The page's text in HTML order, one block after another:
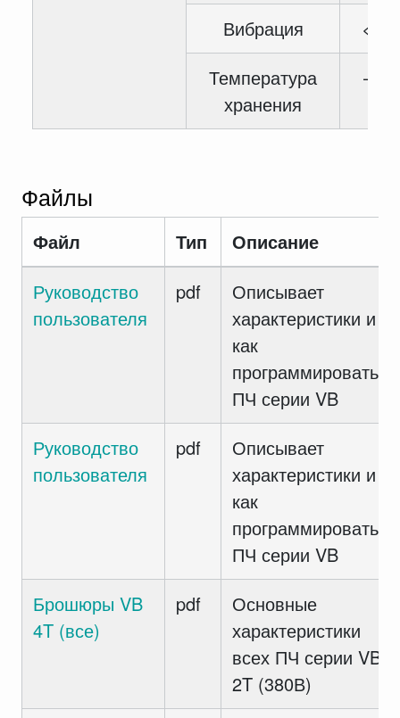
Вибрация
<
Температура
хранения
—
Файлы
Файл Тип
Описание
Руководство
пользователя
pdf
Описывает
характеристики и
как
программировать
ПЧ серии VB
Руководство
пользователя
pdf
Описывает
характеристики и
как
программировать
ПЧ серии VB
Брошюры VB
4T (все)
pdf
Основные
характеристики
всех ПЧ серии VB
2T (380В)